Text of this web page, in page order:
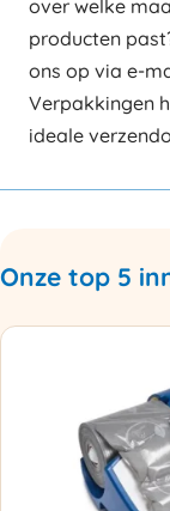
over welke
producten
ons op via e-
Verpakkingen
ideale
Onze top 5